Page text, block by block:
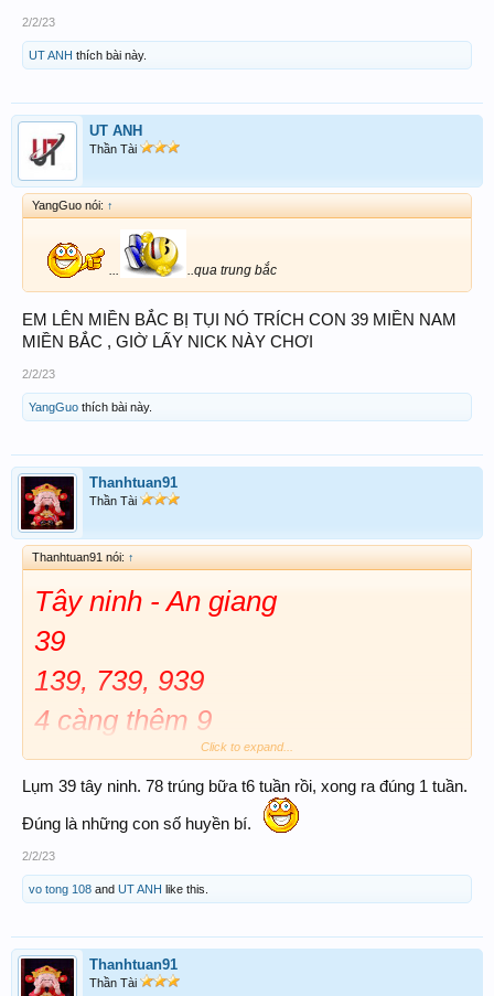
2/2/23
UT ANH thích bài này.
UT ANH
Thần Tài
YangGuo nói: ↑
... ..qua trung bắc
EM LÊN MIỀN BẮC BỊ TỤI NÓ TRÍCH CON 39 MIỀN NAM
MIỀN BẮC , GIỜ LẤY NICK NÀY CHƠI
2/2/23
YangGuo thích bài này.
Thanhtuan91
Thần Tài
Thanhtuan91 nói: ↑
Tây ninh - An giang
39
139, 739, 939
4 càng thêm 9
Lấy ki hốt tiền
Chúc ACE đong đầy túi tiền
Click to expand...
Lụm 39 tây ninh. 78 trúng bữa t6 tuần rồi, xong ra đúng 1 tuần.
Đúng là những con số huyền bí.
2/2/23
vo tong 108 and UT ANH like this.
Thanhtuan91
Thần Tài